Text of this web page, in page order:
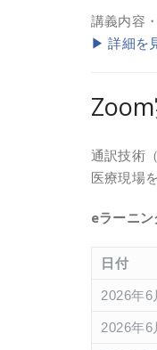
講義内容
▶ 詳細を
通訳技術
医療現場
eラーニン
日付
2026年6
2026年6